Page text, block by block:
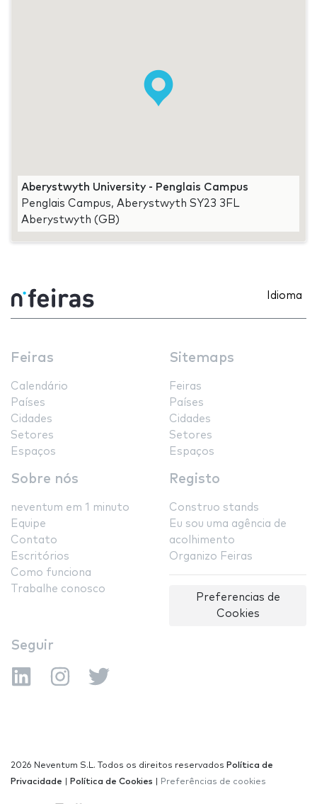
Aberystwyth University - Penglais Campus
Penglais Campus, Aberystwyth SY23 3FL
Aberystwyth (GB)
Idioma
Feiras
Calendário
Países
Cidades
Setores
Espaços
Sitemaps
Feiras
Países
Cidades
Setores
Espaços
Sobre nós
neventum em 1 minuto
Equipe
Contato
Escritórios
Como funciona
Trabalhe conosco
Registo
Construo stands
Eu sou uma agência de
acolhimento
Organizo Feiras
Preferencias de
Cookies
Seguir
2026 Neventum S.L. Todos os direitos reservados Política de
Privacidade
Política de Cookies Preferências de cookies